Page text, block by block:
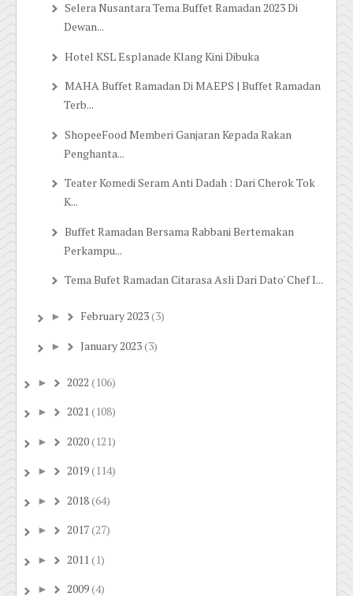
Selera Nusantara Tema Buffet Ramadan 2023 Di
Dewan...
Hotel KSL Esplanade Klang Kini Dibuka
MAHA Buffet Ramadan Di MAEPS | Buffet Ramadan
Terb...
ShopeeFood Memberi Ganjaran Kepada Rakan
Penghanta...
Teater Komedi Seram Anti Dadah : Dari Cherok Tok
K...
Buffet Ramadan Bersama Rabbani Bertemakan
Perkampu...
Tema Bufet Ramadan Citarasa Asli Dari Dato' Chef I...
► February 2023(3)
► January 2023(3)
► 2022 (106)
► 2021(108)
► 2020(121)
► 2019(114)
► 2018(64)
► 2017(27)
► 2011(1)
► 2009(4)